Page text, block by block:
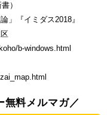
）
」『イミダス2018』
b-windows.html
無料メルマガ／